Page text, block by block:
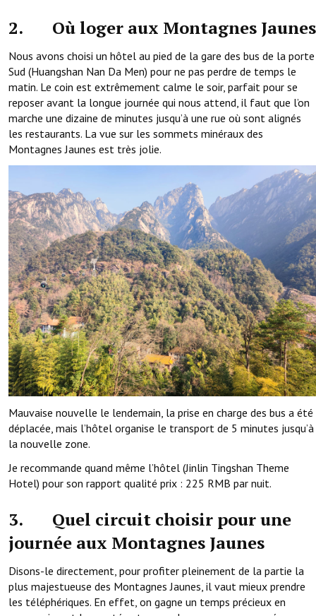
2. Où loger aux Montagnes Jaunes
Nous avons choisi un hôtel au pied de la gare des bus de la porte
Sud (Huangshan Nan Da Men) pour ne pas perdre de temps le
matin. Le coin est extrêmement calme le soir, parfait pour se
reposer avant la longue journée qui nous attend, il faut que l’on
marche une dizaine de minutes jusqu’à une rue où sont alignés
les restaurants. La vue sur les sommets minéraux des
Montagnes Jaunes est très jolie.
Mauvaise nouvelle le lendemain, la prise en charge des bus a été
déplacée, mais l’hôtel organise le transport de 5 minutes jusqu’à
la nouvelle zone.
Je recommande quand même l’hôtel (Jinlin Tingshan Theme
Hotel) pour son rapport qualité prix : 225 RMB par nuit.
3. Quel circuit choisir pour une
journée aux Montagnes Jaunes
Disons-le directement, pour profiter pleinement de la partie la
plus majestueuse des Montagnes Jaunes, il vaut mieux prendre
les téléphériques. En effet, on gagne un temps précieux en